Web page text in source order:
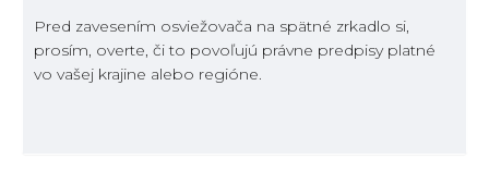
Pred zavesením osviežovača na spätné zrkadlo si,
prosím, overte, či to povoľujú právne predpisy platné
vo vašej krajine alebo regióne.